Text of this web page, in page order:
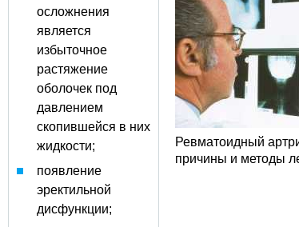
осложнения
является
избыточное
растяжение
оболочек под
давлением
скопившейся в них
жидкости;
появление
эректильной
дисфункции;
Ревматоидный
причины и методы